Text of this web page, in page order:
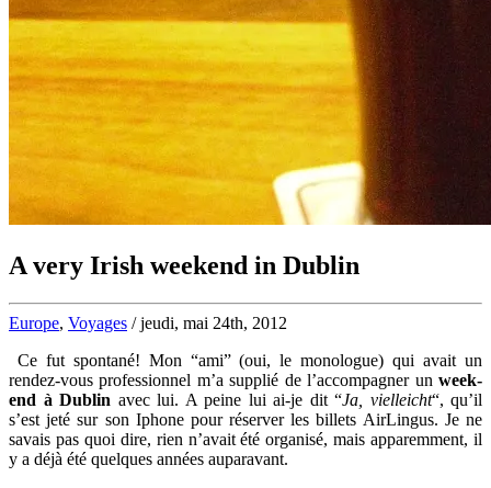
A very Irish weekend in Dublin
Europe, Voyages / jeudi, mai 24th, 2012
Ce fut spontané! Mon “ami” (oui, le monologue) qui avait un
rendez-vous professionnel m’a supplié de l’accompagner un week-
end à Dublin avec lui. A peine lui ai-je dit “Ja, vielleicht“, qu’il
s’est jeté sur son Iphone pour réserver les billets AirLingus. Je ne
savais pas quoi dire, rien n’avait été organisé, mais apparemment, il
y a déjà été quelques années auparavant.